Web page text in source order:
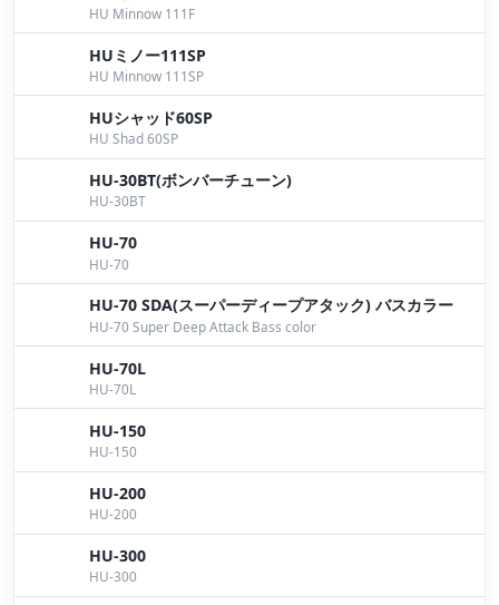
８月２８日桧原湖ガイド
トップがアツイ！！by Iwata
６月９日桧原湖ガイド
今年の桧原湖は表層から水面直下がアツい！
Bomber
５月２８日桧原湖ガイド。エリアとブレイクの角度が
キモでした。by Bomber
久しぶりの雨by Kujime
パイロン84by Kujime
パイロン84by Kujime
5/5 釣行by Kujime
パイロン&HU-300
ボンバーファクトリー×HIDEUPコラボイベント
Bomber
HU Minnow 111F
HUミノー111SP
HU Minnow 111SP
HUシャッド60SP
HU Shad 60SP
HU-30BT(ボンバーチューン)
HU-30BT
HU-70
HU-70
HU-70 SDA(スーパーディープアタック) バスカラー
HU-70 Super Deep Attack Bass color
HU-70L
HU-70L
HU-150
HU-150
HU-200
HU-200
HU-300
HU-300